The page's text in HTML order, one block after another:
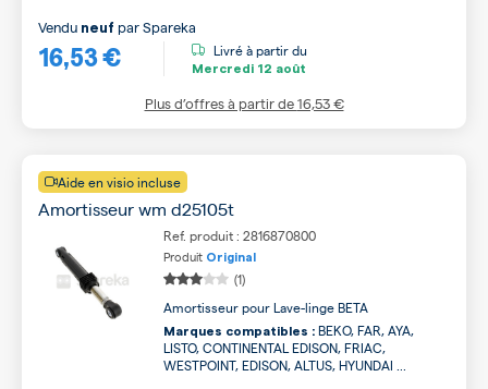
16,53 €
Vendu neuf parSpareka
Livré à partir du
Mercredi 12 août
Plus d’offres à partir de16,53 €
Aide en visio incluse
Amortisseur wm d25105t
Ref. produit : 2816870800
Produit Original
(1)
Amortisseur pour Lave-linge BETA
Marques compatibles : BEKO, FAR, AYA,
LISTO, CONTINENTAL EDISON, FRIAC,
WESTPOINT, EDISON, ALTUS, HYUNDAI ...